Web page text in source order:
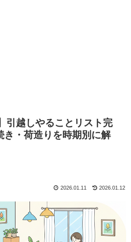
引越しやることリスト完
き・荷造りを時期別に解
2026.01.11 2026.01.12